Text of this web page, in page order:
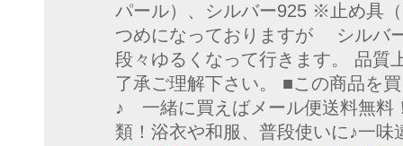
パール）、シルバー925 ※止め具
つめになっておりますが シルバ
段々ゆるくなって行きます。 品質
了承ご理解下さい。 ■この商品を
♪ 一緒に買えばメール便送料無
類！浴衣や和服、普段使いに♪一味